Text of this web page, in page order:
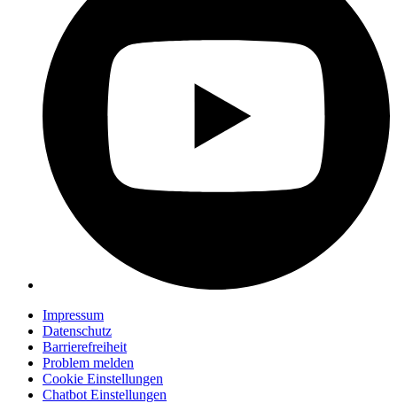
Impressum
Datenschutz
Barrierefreiheit
Problem melden
Cookie Einstellungen
Chatbot Einstellungen